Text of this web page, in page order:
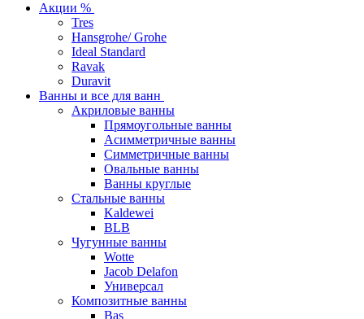
Акции %
Tres
Hansgrohe/ Grohe
Ideal Standard
Ravak
Duravit
Ванны и все для ванн
Акриловые ванны
Прямоугольные ванны
Асимметричные ванны
Симметричные ванны
Овальные ванны
Ванны круглые
Стальные ванны
Kaldewei
BLB
Чугунные ванны
Wotte
Jacob Delafon
Универсал
Композитные ванны
Bas